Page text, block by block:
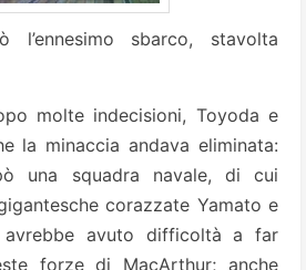
l’ennesimo sbarco, stavolta
molte indecisioni, Toyoda e
la minaccia andava eliminata:
una squadra navale, di cui
corazzate Yamato e
avrebbe avuto difficoltà a far
forze di MacArthur; anche